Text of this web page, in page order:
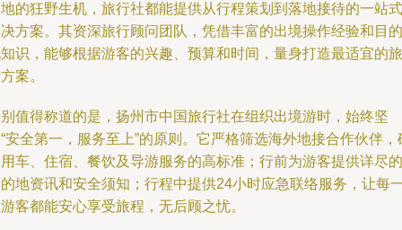
的狂野生机，旅行社都能提供从行程策划到落地接待的一站式
方案。其资深旅行顾问团队，凭借丰富的出境操作经验和目的
识，能够根据游客的兴趣、预算和时间，量身打造最适宜的旅
案。
值得称道的是，扬州市中国旅行社在组织出境游时，始终坚
安全第一，服务至上”的原则。它严格筛选海外地接合作伙伴，
车、住宿、餐饮及导游服务的高标准；行前为游客提供详尽的
地资讯和安全须知；行程中提供24小时应急联络服务，让每
客都能安心享受旅程，无后顾之忧。